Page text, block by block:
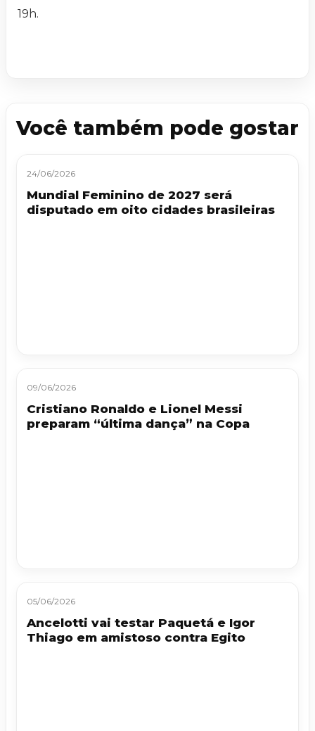
19h.
Você também pode gostar
24/06/2026
Mundial Feminino de 2027 será
disputado em oito cidades brasileiras
09/06/2026
Cristiano Ronaldo e Lionel Messi
preparam “última dança” na Copa
05/06/2026
Ancelotti vai testar Paquetá e Igor
Thiago em amistoso contra Egito